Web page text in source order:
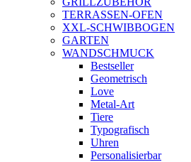
TERRASSEN-OFEN
XXL-SCHWIBBOGEN
GARTEN
WANDSCHMUCK
Bestseller
Geometrisch
Love
Metal-Art
Tiere
Typografisch
Uhren
Personalisierbar